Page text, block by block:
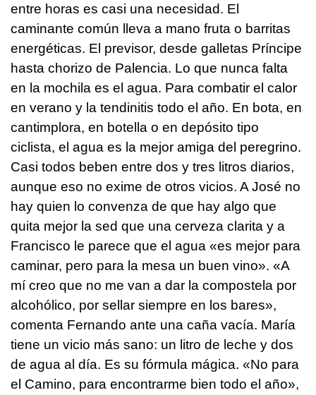
entre horas es casi una necesidad. El
caminante común lleva a mano fruta o barritas
energéticas. El previsor, desde galletas Príncipe
hasta chorizo de Palencia. Lo que nunca falta
en la mochila es el agua. Para combatir el calor
en verano y la tendinitis todo el año. En bota, en
cantimplora, en botella o en depósito tipo
ciclista, el agua es la mejor amiga del peregrino.
Casi todos beben entre dos y tres litros diarios,
aunque eso no exime de otros vicios. A José no
hay quien lo convenza de que hay algo que
quita mejor la sed que una cerveza clarita y a
Francisco le parece que el agua «es mejor para
caminar, pero para la mesa un buen vino». «A
mí creo que no me van a dar la compostela por
alcohólico, por sellar siempre en los bares»,
comenta Fernando ante una caña vacía. María
tiene un vicio más sano: un litro de leche y dos
de agua al día. Es su fórmula mágica. «No para
el Camino, para encontrarme bien todo el año»,